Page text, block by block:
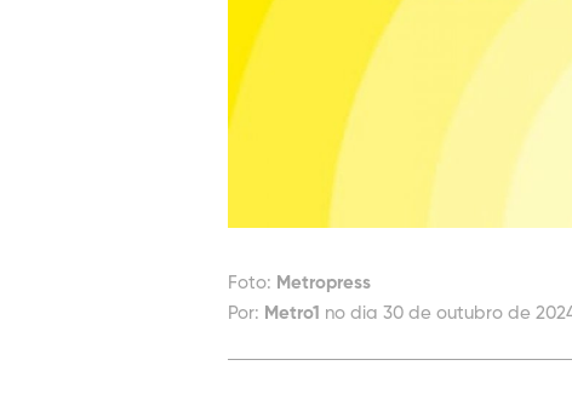
Foto: Metropress
Por: Metro1 no dia 30 de outubro de